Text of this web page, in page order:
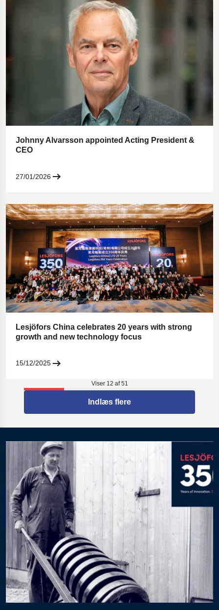
Johnny Alvarsson appointed Acting President &
CEO
27/01/2026
Lesjöfors China celebrates 20 years with strong
growth and new technology focus
15/12/2025
Viser 12 af 51
Indlæs flere